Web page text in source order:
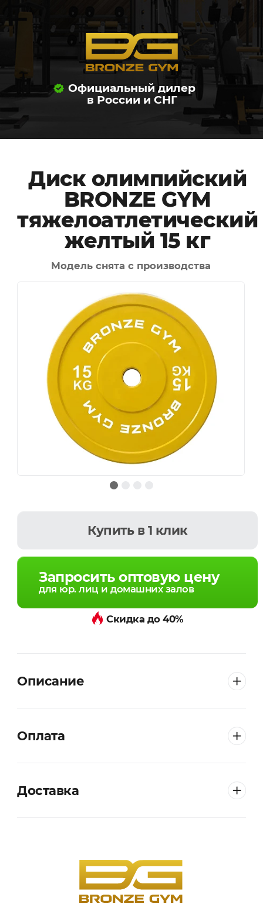
Официальный дилер
в России и СНГ
Диск олимпийский
BRONZE GYM
тяжелоатлетический
желтый 15 кг
Модель снята с производства
Запросить оптовую цену
для юр. лиц и домашних залов
Скидка до 40%
Купить в 1 клик
Описание
Оплата
Доставка